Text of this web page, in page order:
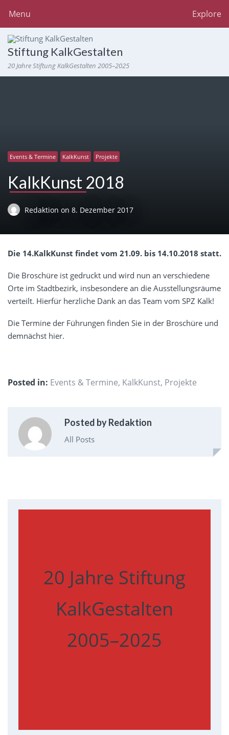
Explore
Menu
Stiftung KalkGestalten
20 Jahre Stiftung KalkGestalten 2005–2025
Events & Termine KalkKunst Projekte
KalkKunst 2018
Redaktion on 8. Dezember 2017
Die 14.KalkKunst findet vom 21.09. bis 14.10.2018 statt.
Die Broschüre ist gedruckt und wird nun an verschiedene
Orte im Stadtbezirk, insbesondere an die Ausstellungsräume
verteilt. Hierfür herzliche Dank an das Team vom SPZ Kalk!
Die Termine der Führungen finden Sie in der Broschüre und
demnächst hier.
Posted in: Events & Termine, KalkKunst, Projekte
Posted by Redaktion
All Posts
20 Jahre Stiftung
KalkGestalten
2005–2025